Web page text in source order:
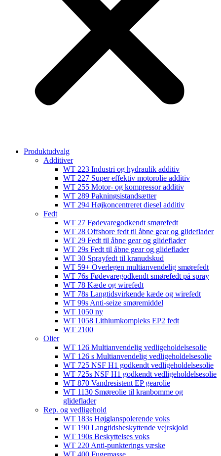
Produktudvalg
Additiver
WT 223 Industri og hydraulik additiv
WT 227 Super effektiv motorolie additiv
WT 255 Motor- og kompressor additiv
WT 289 Pakningsistandsætter
WT 294 Højkoncentreret diesel additiv
Fedt
WT 27 Fødevaregodkendt smørefedt
WT 28 Offshore fedt til åbne gear og glideflader
WT 29 Fedt til åbne gear og glideflader
WT 29s Fedt til åbne gear og glideflader
WT 30 Sprayfedt til kranudskud
WT 59+ Overlegen multianvendelig smørefedt​​
WT 76s Fødevaregodkendt smørefedt på spray​
WT 78 Kæde og wirefedt​
WT 78s Langtidsvirkende kæde og wirefedt​
WT 99s Anti-seize smøremiddel​
WT 1050 ny
WT 1058 Lithiumkompleks EP2 fedt​
WT 2100
Olier
WT 126 Multianvendelig vedligeholdelsesolie
WT 126 s Multianvendelig vedligeholdelsesolie
WT 725 NSF H1 godkendt vedligeholdelsesolie​
WT 725s NSF H1 godkendt vedligeholdelsesolie​
WT 870 Vandresistent EP gearolie​
WT 1130 Smøreolie til kranbomme og
glideflader​
Rep. og vedligehold
WT 183s Højglanspolerende voks
WT 190 Langtidsbeskyttende vejrskjold​
WT 190s Beskyttelses voks​
WT 220 Anti-punkterings væske
WT 400 Fugemasse